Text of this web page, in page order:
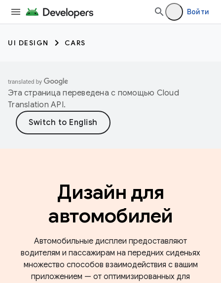
Войти
UI DESIGN CARS
Эта страница переведена с помощью Cloud
Translation API.
Дизайн для
автомобилей
Автомобильные дисплеи предоставляют
водителям и пассажирам на передних сиденьях
множество способов взаимодействия с вашим
приложением — от оптимизированных для